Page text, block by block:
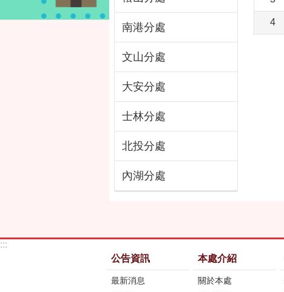
南港分處
文山分處
大安分處
士林分處
北投分處
內湖分處
4
:::
公告資訊
最新消息
本處介紹
關於本處